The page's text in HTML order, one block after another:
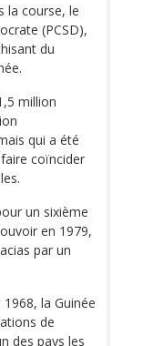
la course, le
(PCSD),
du
million
qui a été
coïncider
un sixième
en 1979,
par un
la Guinée
de
des pays les